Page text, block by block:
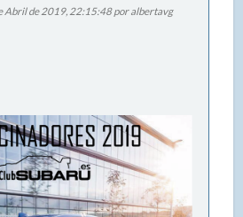
Abril de 2019, 22:15:48 por albertavg